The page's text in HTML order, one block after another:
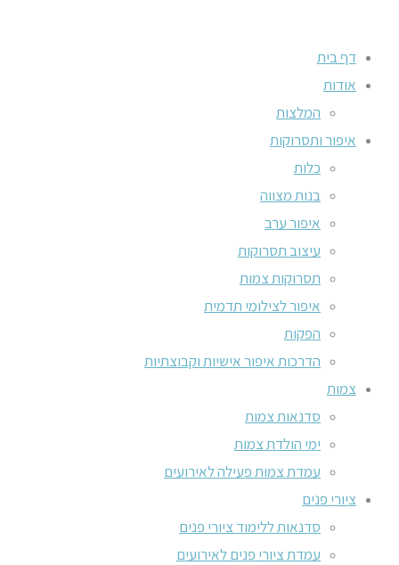
דף בית
אודות
המלצות
איפור ותסרוקות
כלות
בנות מצווה
איפור ערב
עיצוב תסרוקות
תסרוקות צמות
איפור לצילומי תדמית
הפקות
הדרכות איפור אישיות וקבוצתיות
צמות
סדנאות צמות
ימי הולדת צמות
עמדת צמות פעילה לאירועים
ציורי פנים
סדנאות ללימוד ציורי פנים
עמדת ציורי פנים לאירועים